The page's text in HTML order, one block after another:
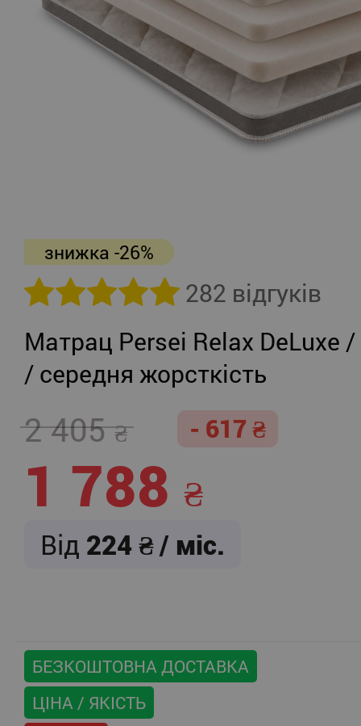
знижка -26%
282 відгуків
Матрац Persei Relax DeLuxe
/ середня жорсткість
2 405 - 617
1 788
Від 224 / міс.
БЕЗКОШТОВНА ДОСТАВКА
ЦІНА / ЯКІСТЬ